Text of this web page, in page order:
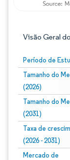
Visão Geral
Período de
Tamanho do
(2026)
Tamanho do
(2031)
Taxa de
(2026 - 2031)
Mercado de